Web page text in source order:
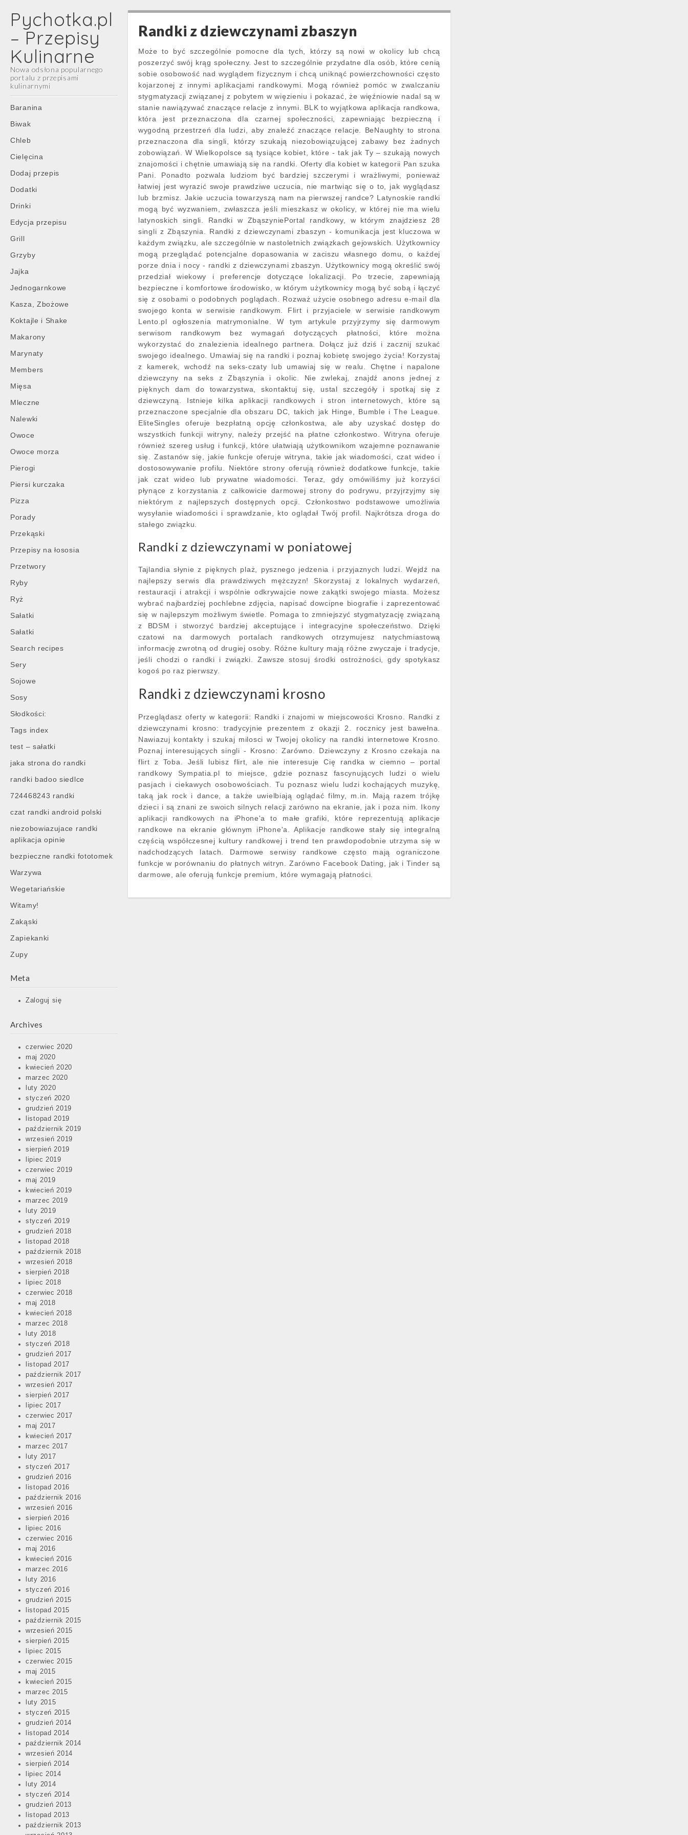
Pychotka.pl
– Przepisy
Kulinarne
Nowa odsłona popularnego
portalu z przepisami
kulinarnymi
Main
menu
Skip
content
Baranina
Biwak
Chleb
Cielęcina
Dodaj przepis
Dodatki
Drinki
Edycja przepisu
Grill
Grzyby
Jajka
Jednogarnkowe
Kasza, Zbożowe
Koktajle i Shake
Makarony
Marynaty
Members
Mięsa
Mleczne
Nalewki
Owoce
Owoce morza
Pierogi
Piersi kurczaka
Pizza
Porady
Przekąski
Przepisy na łososia
Przetwory
Ryby
Ryż
Sałatki
Sałatki
Search recipes
Sery
Sojowe
Sosy
Słodkości:
Tags index
test – sałatki
jaka strona do randki
randki badoo siedlce
724468243 randki
czat randki android polski
niezobowiazujace randki
aplikacja opinie
bezpieczne randki fototomek
Warzywa
Wegetariańskie
Witamy!
Zakąski
Zapiekanki
Zupy
Meta
Zaloguj się
Archives
czerwiec 2020
maj 2020
kwiecień 2020
marzec 2020
luty 2020
styczeń 2020
grudzień 2019
listopad 2019
październik 2019
wrzesień 2019
sierpień 2019
lipiec 2019
czerwiec 2019
maj 2019
kwiecień 2019
marzec 2019
luty 2019
styczeń 2019
grudzień 2018
listopad 2018
październik 2018
wrzesień 2018
sierpień 2018
lipiec 2018
czerwiec 2018
maj 2018
kwiecień 2018
marzec 2018
luty 2018
styczeń 2018
grudzień 2017
listopad 2017
październik 2017
wrzesień 2017
sierpień 2017
lipiec 2017
czerwiec 2017
maj 2017
kwiecień 2017
marzec 2017
luty 2017
styczeń 2017
grudzień 2016
listopad 2016
październik 2016
wrzesień 2016
sierpień 2016
lipiec 2016
czerwiec 2016
maj 2016
kwiecień 2016
marzec 2016
luty 2016
styczeń 2016
grudzień 2015
listopad 2015
październik 2015
wrzesień 2015
sierpień 2015
lipiec 2015
czerwiec 2015
maj 2015
kwiecień 2015
marzec 2015
luty 2015
styczeń 2015
grudzień 2014
listopad 2014
październik 2014
wrzesień 2014
sierpień 2014
lipiec 2014
luty 2014
styczeń 2014
grudzień 2013
listopad 2013
październik 2013
Randki z dziewczynami zbaszyn
Może to być szczególnie pomocne dla tych, którzy są nowi w okolicy lub chcą
poszerzyć swój krąg społeczny. Jest to szczególnie przydatne dla osób, które cenią
sobie osobowość nad wyglądem fizycznym i chcą uniknąć powierzchowności często
kojarzonej z innymi aplikacjami randkowymi. Mogą również pomóc w zwalczaniu
stygmatyzacji związanej z pobytem w więzieniu i pokazać, że więźniowie nadal są w
stanie nawiązywać znaczące relacje z innymi. BLK to wyjątkowa aplikacja randkowa,
która jest przeznaczona dla czarnej społeczności, zapewniając bezpieczną i
wygodną przestrzeń dla ludzi, aby znaleźć znaczące relacje. BeNaughty to strona
przeznaczona dla singli, którzy szukają niezobowiązującej zabawy bez żadnych
zobowiązań. W Wielkopolsce są tysiące kobiet, które - tak jak Ty – szukają nowych
znajomości i chętnie umawiają się na randki. Oferty dla kobiet w kategorii Pan szuka
Pani. Ponadto pozwala ludziom być bardziej szczerymi i wrażliwymi, ponieważ
łatwiej jest wyrazić swoje prawdziwe uczucia, nie martwiąc się o to, jak wyglądasz
lub brzmisz. Jakie uczucia towarzyszą nam na pierwszej randce? Latynoskie randki
mogą być wyzwaniem, zwłaszcza jeśli mieszkasz w okolicy, w której nie ma wielu
latynoskich singli. Randki w ZbąszyniePortal randkowy, w którym znajdziesz 28
singli z Zbąszynia. Randki z dziewczynami zbaszyn - komunikacja jest kluczowa w
każdym związku, ale szczególnie w nastoletnich związkach gejowskich. Użytkownicy
mogą przeglądać potencjalne dopasowania w zaciszu własnego domu, o każdej
porze dnia i nocy - randki z dziewczynami zbaszyn. Użytkownicy mogą określić swój
przedział wiekowy i preferencje dotyczące lokalizacji. Po trzecie, zapewniają
bezpieczne i komfortowe środowisko, w którym użytkownicy mogą być sobą i łączyć
się z osobami o podobnych poglądach. Rozważ użycie osobnego adresu e-mail dla
swojego konta w serwisie randkowym. Flirt i przyjaciele w serwisie randkowym
Lento.pl ogłoszenia matrymonialne. W tym artykule przyjrzymy się darmowym
serwisom randkowym bez wymagań dotyczących płatności, które można
wykorzystać do znalezienia idealnego partnera. Dołącz już dziś i zacznij szukać
swojego idealnego. Umawiaj się na randki i poznaj kobietę swojego życia! Korzystaj
z kamerek, wchodź na seks-czaty lub umawiaj się w realu. Chętne i napalone
dziewczyny na seks z Zbąszynia i okolic. Nie zwlekaj, znajdź anons jednej z
pięknych dam do towarzystwa, skontaktuj się, ustal szczegóły i spotkaj się z
dziewczyną. Istnieje kilka aplikacji randkowych i stron internetowych, które są
przeznaczone specjalnie dla obszaru DC, takich jak Hinge, Bumble i The League.
EliteSingles oferuje bezpłatną opcję członkostwa, ale aby uzyskać dostęp do
wszystkich funkcji witryny, należy przejść na płatne członkostwo. Witryna oferuje
również szereg usług i funkcji, które ułatwiają użytkownikom wzajemne poznawanie
się. Zastanów się, jakie funkcje oferuje witryna, takie jak wiadomości, czat wideo i
dostosowywanie profilu. Niektóre strony oferują również dodatkowe funkcje, takie
jak czat wideo lub prywatne wiadomości. Teraz, gdy omówiliśmy już korzyści
płynące z korzystania z całkowicie darmowej strony do podrywu, przyjrzyjmy się
niektórym z najlepszych dostępnych opcji. Członkostwo podstawowe umożliwia
wysyłanie wiadomości i sprawdzanie, kto oglądał Twój profil. Najkrótsza droga do
stałego związku.
Randki z dziewczynami w poniatowej
Tajlandia słynie z pięknych plaż, pysznego jedzenia i przyjaznych ludzi. Wejdź na
najlepszy serwis dla prawdziwych mężczyzn! Skorzystaj z lokalnych wydarzeń,
restauracji i atrakcji i wspólnie odkrywajcie nowe zakątki swojego miasta. Możesz
wybrać najbardziej pochlebne zdjęcia, napisać dowcipne biografie i zaprezentować
się w najlepszym możliwym świetle. Pomaga to zmniejszyć stygmatyzację związaną
z BDSM i stworzyć bardziej akceptujące i integracyjne społeczeństwo. Dzięki
czatowi na darmowych portalach randkowych otrzymujesz natychmiastową
informację zwrotną od drugiej osoby. Różne kultury mają różne zwyczaje i tradycje,
jeśli chodzi o randki i związki. Zawsze stosuj środki ostrożności, gdy spotykasz
kogoś po raz pierwszy.
Randki z dziewczynami krosno
Przeglądasz oferty w kategorii: Randki i znajomi w miejscowości Krosno. Randki z
dziewczynami krosno: tradycyjnie prezentem z okazji 2. rocznicy jest bawełna.
Nawiazuj kontakty i szukaj milosci w Twojej okolicy na randki internetowe Krosno.
Poznaj interesujących singli - Krosno: Zarówno. Dziewczyny z Krosno czekaja na
flirt z Toba. Jeśli lubisz flirt, ale nie interesuje Cię randka w ciemno – portal
randkowy Sympatia.pl to miejsce, gdzie poznasz fascynujących ludzi o wielu
pasjach i ciekawych osobowościach. Tu poznasz wielu ludzi kochających muzykę,
taką jak rock i dance, a także uwielbiają oglądać filmy, m.in. Mają razem trójkę
dzieci i są znani ze swoich silnych relacji zarówno na ekranie, jak i poza nim. Ikony
aplikacji randkowych na iPhone'a to małe grafiki, które reprezentują aplikacje
randkowe na ekranie głównym iPhone'a. Aplikacje randkowe stały się integralną
częścią współczesnej kultury randkowej i trend ten prawdopodobnie utrzyma się w
nadchodzących latach. Darmowe serwisy randkowe często mają ograniczone
funkcje w porównaniu do płatnych witryn. Zarówno Facebook Dating, jak i Tinder są
darmowe, ale oferują funkcje premium, które wymagają płatności.